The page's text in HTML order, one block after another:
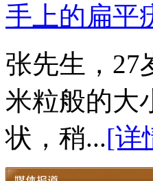
手上的扁平
张先生，27
米粒般的大
状，稍...[详